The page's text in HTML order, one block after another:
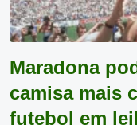
Maradona
camisa mais
futebol em